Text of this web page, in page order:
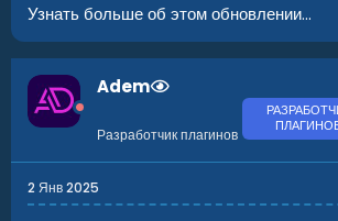
Узнать больше об этом обновлении...
Adem
Разработчик плагинов
2 Янв 2025